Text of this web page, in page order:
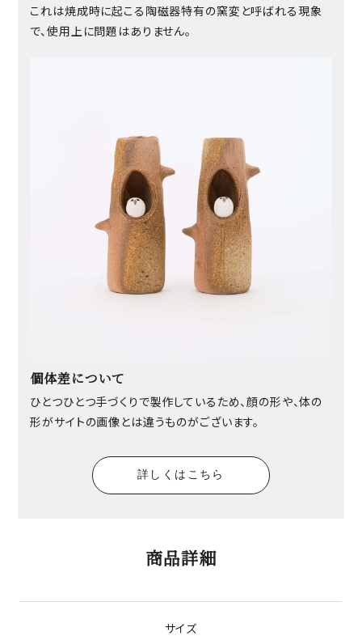
これは焼成時に起こる陶磁器特有の窯変と呼ばれる現象
で、使用上に問題はありません。
個体差について
ひとつひとつ手づくりで製作しているため、顔の形や、体の
形がサイトの画像とは違うものがございます。
詳しくはこちら
商品詳細
サイズ